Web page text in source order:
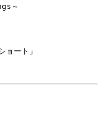
～
ート」